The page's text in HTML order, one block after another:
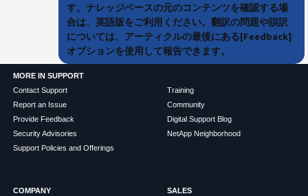
す。ナレッジベースの元のコンテンツを確認する場
合は、英語版をご利用ください。翻訳の問題や誤訳
については、アーティクルの最後にある[Feedback]
オプションを使用して報告できます。
MORE IN SUPPORT
Contact Support
Report an Issue
Provide Feedback
Security Advisories
Support Policies and Offerings
Training
Community
Digital Support Blog
NetApp Neighborhood
COMPANY
SALES